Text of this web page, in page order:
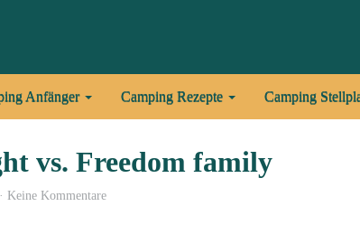
Anfänger Camping Rezepte Camping
vs. Freedom family
Keine Kommentare